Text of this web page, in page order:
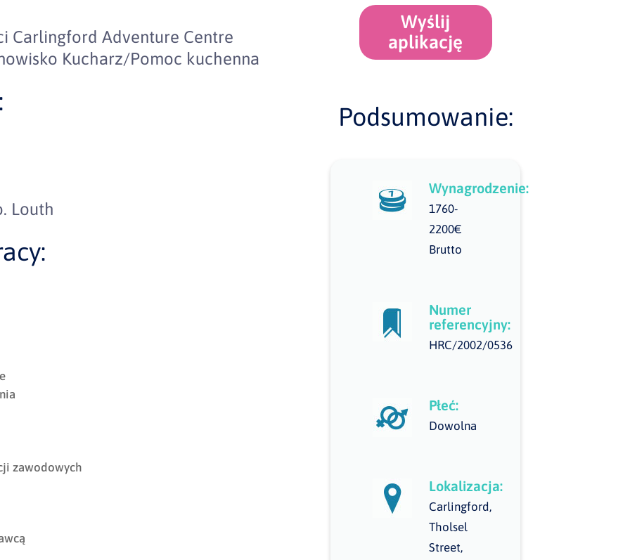
Carlingford Adventure Centre
Kucharz/Pomoc kuchenna
Louth
zawodowych
Wyślij
aplikację
Podsumowanie:
Wynagrodzenie:
1760-
2200€
Brutto
Numer
referencyjny:
HRC/2002/0536
Płeć:
Dowolna
Lokalizacja:
Carlingford,
Tholsel
Street,